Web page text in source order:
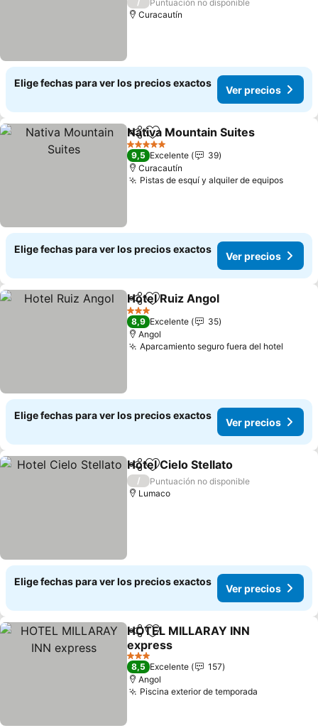
Puntuación no disponible
Curacautín
Elige fechas para ver los precios exactos
Ver precios
CompartirAgregar a favoritos
Nativa Mountain Suites
5 Estrellas
9,5 Excelente
39
Curacautín
Pistas de esquí y alquiler de equipos
Elige fechas para ver los precios exactos
Ver precios
CompartirAgregar a favoritos
Hotel Ruiz Angol
3 Estrellas
8,9 Excelente
35
Angol
Aparcamiento seguro fuera del hotel
Elige fechas para ver los precios exactos
Ver precios
CompartirAgregar a favoritos
Hotel Cielo Stellato
/
Puntuación no disponible
Lumaco
Elige fechas para ver los precios exactos
Ver precios
CompartirAgregar a favoritos
HOTEL MILLARAY INN
express
3 Estrellas
8,5 Excelente
157
Angol
Piscina exterior de temporada